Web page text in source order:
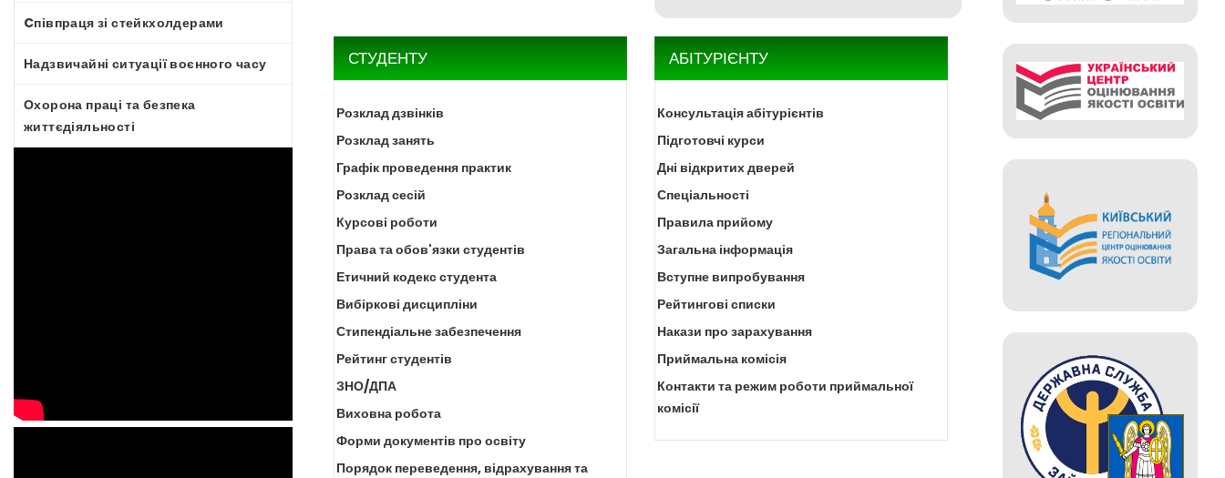
СТУДЕНТУ
Розклад дзвінків
Розклад занять
Графік проведення практик
Розклад сесій
Курсові роботи
Права та обов'язки студентів
Етичний кодекс студента
Вибіркові дисципліни
Стипендіальне забезпечення
Рейтинг студентів
ЗНО/ДПА
Виховна робота
Форми документів про освіту
Порядок переведення, відрахування та
АБІТУРІЄНТУ
Консультація абітурієнтів
Підготовчі курси
Дні відкритих дверей
Спеціальності
Правила прийому
Загальна інформація
Вступне випробування
Рейтингові списки
Накази про зарахування
Приймальна комісія
Контакти та режим роботи приймальної
комісії
Cпівпраця зі стейкхолдерами
Надзвичайні ситуації воєнного часу
Охорона праці та безпека
життєдіяльності